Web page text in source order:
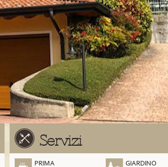
Servizi
PRIMA
GIARDINO